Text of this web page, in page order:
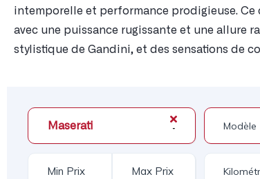
intemporelle et performance prodigieuse.
avec une puissance rugissante et une allure
stylistique de Gandini, et des sensations de
Maserati